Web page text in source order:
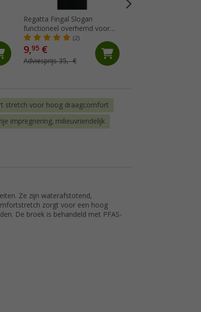
Regatta Fingal Slogan
functioneel overhemd voor
heren
(2)
9,95 €
Adviesprijs 35,- €
stretch voor hoog draagcomfort
impregnering, milieuvriendelijk
Ze zijn waterafstotend,
zorgt voor een hoog
De broek is behandeld met PFAS-